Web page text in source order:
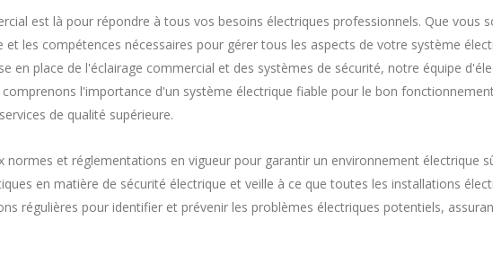
est là pour répondre à tous vos besoins électriques professionnels. Que vous
les compétences nécessaires pour gérer tous les aspects de votre système
en place de l'éclairage commercial et des systèmes de sécurité, notre équipe
l'importance d'un système électrique fiable pour le bon
de qualité supérieure.
et réglementations en vigueur pour garantir un environnement électrique
en matière de sécurité électrique et veille à ce que toutes les installations
régulières pour identifier et prévenir les problèmes électriques potentiels,